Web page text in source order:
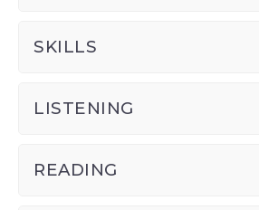
SKILLS
LISTENING
READING